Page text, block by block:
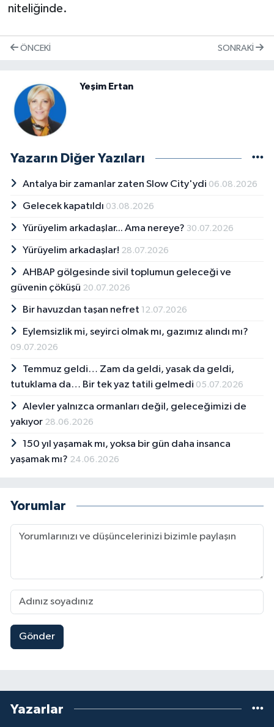
niteliğinde.
ÖNCEKI SONRAKI
Yeşim Ertan
Yazarın Diğer Yazıları
Antalya bir zamanlar zaten Slow City'ydi 06.08.2026
Gelecek kapatıldı 03.08.2026
Yürüyelim arkadaşlar... Ama nereye? 30.07.2026
Yürüyelim arkadaşlar! 28.07.2026
AHBAP gölgesinde sivil toplumun geleceği ve
güvenin çöküşü 20.07.2026
Bir havuzdan taşan nefret 12.07.2026
Eylemsizlik mi, seyirci olmak mı, gazımız alındı mı?
09.07.2026
Temmuz geldi… Zam da geldi, yasak da geldi,
tutuklama da… Bir tek yaz tatili gelmedi 05.07.2026
Alevler yalnızca ormanları değil, geleceğimizi de
yakıyor 28.06.2026
150 yıl yaşamak mı, yoksa bir gün daha insanca
yaşamak mı? 24.06.2026
Yorumlar
Gönder
Yazarlar